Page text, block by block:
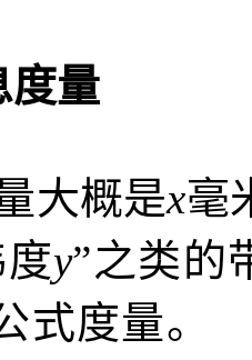
度量
大概是x毫
y”之类的
式度量。